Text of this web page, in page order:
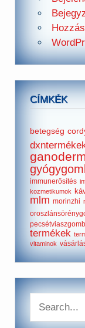
CÍMKÉK
betegség
immunerősítés
kozmetikumok
mlm morinzhi
termékek
vitaminok